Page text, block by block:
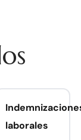
laborales